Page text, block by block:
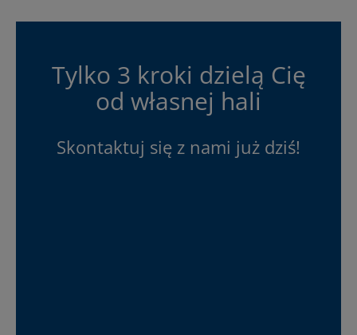
Tylko 3 kroki dzielą Cię
od własnej hali
Skontaktuj się z nami już dziś!